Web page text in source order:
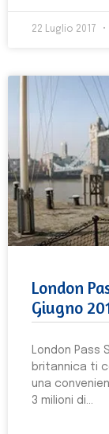
22 Luglio 2017
London
Giugno
London Pass
britannica ti
una
3 milioni di